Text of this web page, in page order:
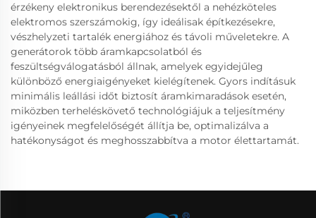
érzékeny elektronikus berendezésektől a nehézköteles
elektromos szerszámokig, így ideálisak építkezésekre,
vészhelyzeti tartalék energiához és távoli műveletekre. A
generátorok több áramkapcsolatból és
feszültségválogatásból állnak, amelyek egyidejűleg
különböző energiaigényeket kielégítenek. Gyors indításuk
minimális leállási időt biztosít áramkimaradások esetén,
miközben terheléskövető technológiájuk a teljesítmény
igényeinek megfelelőségét állítja be, optimalizálva a
hatékonyságot és meghosszabbítva a motor élettartamát.